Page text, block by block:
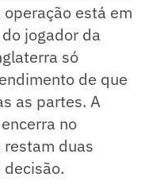
operação está em
jogador da
só
de que
as partes. A
no
duas